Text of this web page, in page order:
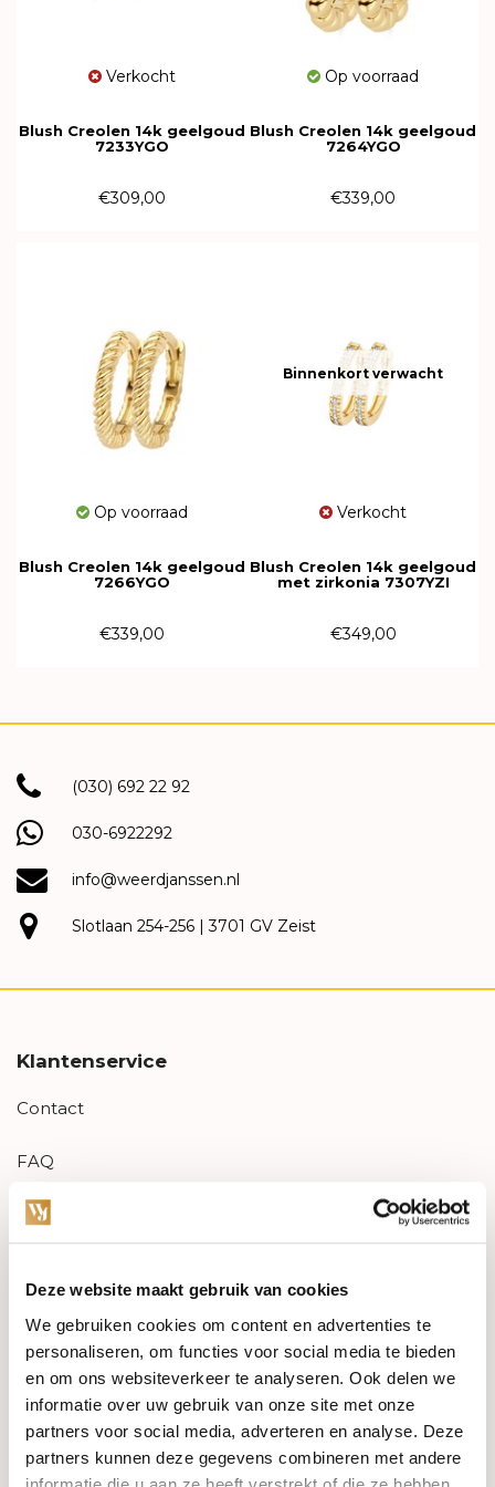
Deze website maakt gebruik van cookies
We gebruiken cookies om content en advertenties te
personaliseren, om functies voor social media te bieden
en om ons websiteverkeer te analyseren. Ook delen we
informatie over uw gebruik van onze site met onze
partners voor social media, adverteren en analyse. Deze
partners kunnen deze gegevens combineren met andere
Verkocht
Blush Creolen 14k geelgoud
7233YGO
€309,00
Op voorraad
Blush Creolen 14k geelgoud
7264YGO
€339,00
Op voorraad
Blush Creolen 14k geelgoud
7266YGO
€339,00
Binnenkort verwacht
Verkocht
Blush Creolen 14k geelgoud
met zirkonia 7307YZI
€349,00
(030) 692 22 92
030-6922292
info@weerdjanssen.nl
Slotlaan 254-256 | 3701 GV Zeist
Klantenservice
Contact
FAQ
Aanbiedingen
Garantie & klachten
Betaalmethodes
Sitemap